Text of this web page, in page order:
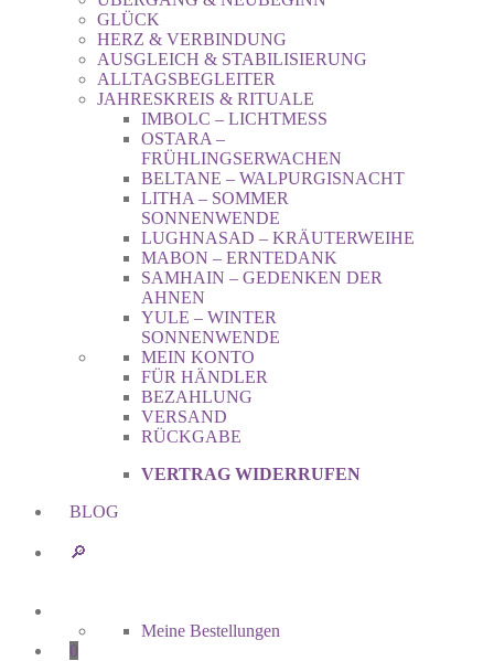
GLÜCK
HERZ & VERBINDUNG
AUSGLEICH & STABILISIERUNG
ALLTAGSBEGLEITER
JAHRESKREIS & RITUALE
IMBOLC – LICHTMESS
OSTARA –
FRÜHLINGSERWACHEN
BELTANE – WALPURGISNACHT
LITHA – SOMMER
SONNENWENDE
LUGHNASAD – KRÄUTERWEIHE
MABON – ERNTEDANK
SAMHAIN – GEDENKEN DER
AHNEN
YULE – WINTER
SONNENWENDE
MEIN KONTO
FÜR HÄNDLER
BEZAHLUNG
VERSAND
RÜCKGABE
VERTRAG WIDERRUFEN
BLOG
🔎︎
Meine Bestellungen
0